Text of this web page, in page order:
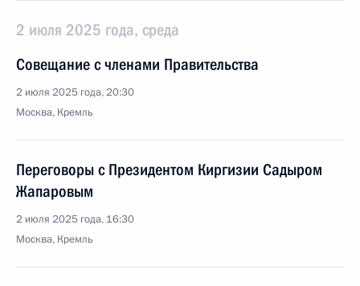
2 июля 2025 года, среда
Совещание с членами Правительства
2 июля 2025 года, 20:30
Москва, Кремль
Переговоры с Президентом Киргизии Садыром
Жапаровым
2 июля 2025 года, 16:30
Москва, Кремль